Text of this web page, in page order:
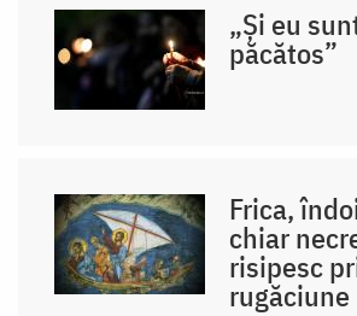
„Și eu
păcătos”
Frica,
chiar
risipesc
rugăciune